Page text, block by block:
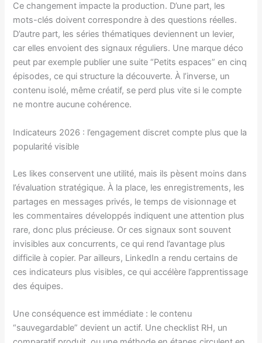
Ce changement impacte la production. D’une part, les
mots-clés doivent correspondre à des questions réelles.
D’autre part, les séries thématiques deviennent un levier,
car elles envoient des signaux réguliers. Une marque déco
peut par exemple publier une suite “Petits espaces” en cinq
épisodes, ce qui structure la découverte. À l’inverse, un
contenu isolé, même créatif, se perd plus vite si le compte
ne montre aucune cohérence.
Indicateurs 2026 : l’engagement discret compte plus que la
popularité visible
Les likes conservent une utilité, mais ils pèsent moins dans
l’évaluation stratégique. À la place, les enregistrements, les
partages en messages privés, le temps de visionnage et
les commentaires développés indiquent une attention plus
rare, donc plus précieuse. Or ces signaux sont souvent
invisibles aux concurrents, ce qui rend l’avantage plus
difficile à copier. Par ailleurs, LinkedIn a rendu certains de
ces indicateurs plus visibles, ce qui accélère l’apprentissage
des équipes.
Une conséquence est immédiate : le contenu
“sauvegardable” devient un actif. Une checklist RH, un